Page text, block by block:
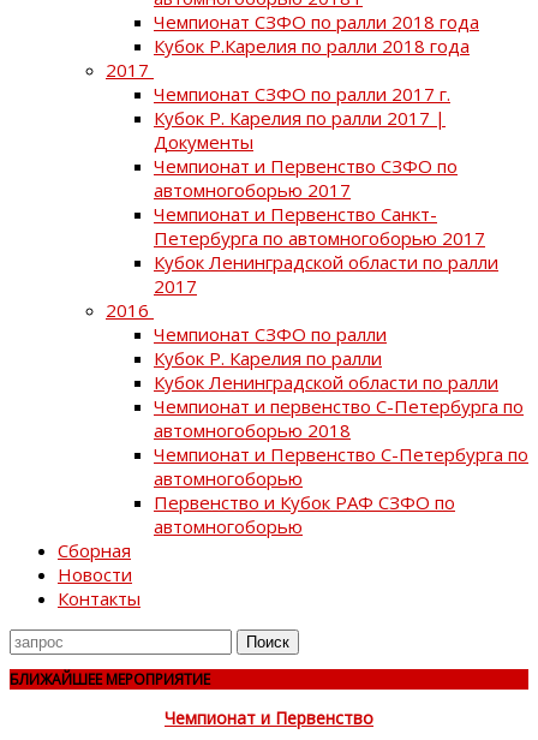
Чемпионат СЗФО по ралли 2018 года
Кубок Р.Карелия по ралли 2018 года
2017
Чемпионат СЗФО по ралли 2017 г.
Кубок Р. Карелия по ралли 2017 |
Документы
Чемпионат и Первенство СЗФО по
автомногоборью 2017
Чемпионат и Первенство Санкт-
Петербурга по автомногоборью 2017
Кубок Ленинградской области по ралли
2017
2016
Чемпионат СЗФО по ралли
Кубок Р. Карелия по ралли
Кубок Ленинградской области по ралли
Чемпионат и первенство С-Петербурга по
автомногоборью 2018
Чемпионат и Первенство С-Петербурга по
автомногоборью
Первенство и Кубок РАФ СЗФО по
автомногоборью
Сборная
Новости
Контакты
Поиск
для
БЛИЖАЙШЕЕ МЕРОПРИЯТИЕ
Чемпионат и Первенство